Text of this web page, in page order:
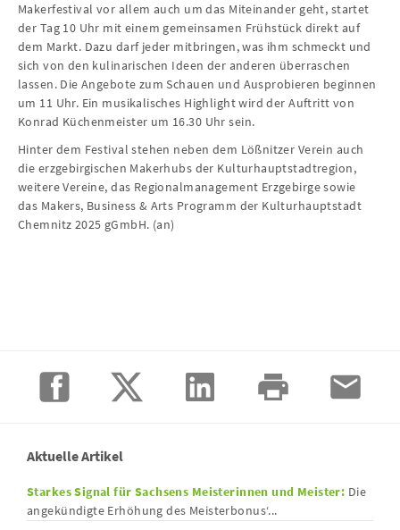
Makerfestival vor allem auch um das Miteinander geht, startet
der Tag 10 Uhr mit einem gemeinsamen Frühstück direkt auf
dem Markt. Dazu darf jeder mitbringen, was ihm schmeckt und
sich von den kulinarischen Ideen der anderen überraschen
lassen. Die Angebote zum Schauen und Ausprobieren beginnen
um 11 Uhr. Ein musikalisches Highlight wird der Auftritt von
Konrad Küchenmeister um 16.30 Uhr sein.
Hinter dem Festival stehen neben dem Lößnitzer Verein auch
die erzgebirgischen Makerhubs der Kulturhauptstadtregion,
weitere Vereine, das Regionalmanagement Erzgebirge sowie
das Makers, Business & Arts Programm der Kulturhauptstadt
Chemnitz 2025 gGmbH. (an)
Aktuelle Artikel
Starkes Signal für Sachsens Meisterinnen und Meister: Die
angekündigte Erhöhung des Meisterbonus‘...